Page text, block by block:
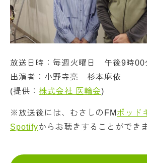
放送日時：毎週火曜日 午後9時00
出演者：小野寺亮 杉本麻依
(提供： 株式会社 医輪会)
※放送後には、むさしのFM ポッド
Spotifyからお聴きすることができ